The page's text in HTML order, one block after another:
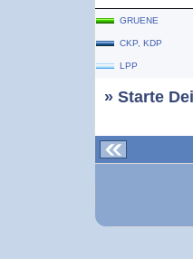
GRUENE
CKP, KDP
LPP
» Starte